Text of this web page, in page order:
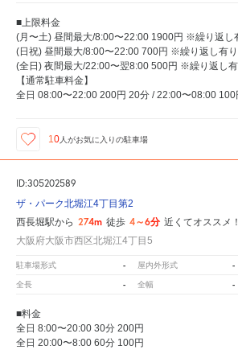
■上限料金
(月〜土) 昼間最大/8:00〜22:00 1900円 ※繰り返し
(日祝) 昼間最大/8:00〜22:00 700円 ※繰り返し有り
(全日) 夜間最大/22:00〜翌8:00 500円 ※繰り返し有
【通常駐車料金】
全日 08:00〜22:00 200円 20分 / 22:00〜08:00 100
10人がお気に入りの駐車場
ID:305202589
ザ・パーク北堀江4丁目第2
西長堀駅から 274m 徒歩 4～6分 近くてオススメ！
大阪府大阪市西区北堀江4丁目5
駐車場形式 - 屋内外形式 -
全長 - 全幅 -
■料金
全日 8:00〜20:00 30分 200円
全日 20:00〜8:00 60分 100円